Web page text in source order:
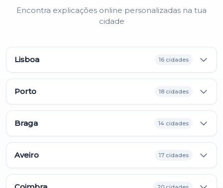
Encontra explicações online personalizadas na tua
cidade
Lisboa 16 cidades
Porto 18 cidades
Braga 14 cidades
Aveiro 17 cidades